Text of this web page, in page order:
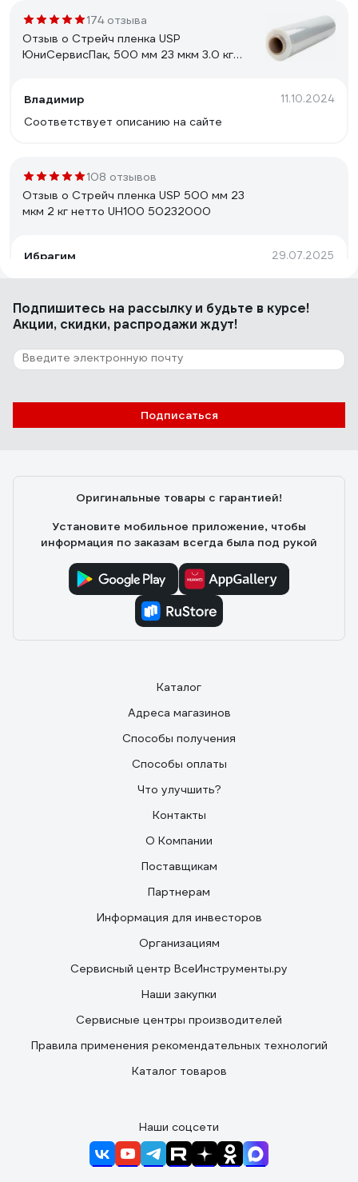
174 отзыва
Отзыв о Стрейч пленка USP
ЮниСервисПак, 500 мм 23 мкм 3.0 кг
Владимир
11.10.2024
Соответствует описанию на сайте
108 отзывов
Отзыв о Стрейч пленка USP 500 мм 23
мкм 2 кг нетто UH100 50232000
Ибрагим 29.07.2025
Брали оптом для нужд склада. Толщина
ролику, качество выдержанное. Будем брать еще
85 отзывов
ЮниСервисПак, 500 мм 23 мкм 1.0 кг
нетто UH100 50231000
Подпишитесь на рассылкуи будьте в курсе!
Акции, скидки, распродажи ждут!
Подписаться
Оригинальные товары с гарантией!
Установите мобильное приложение, чтобы
информация по заказам всегда была под рукой
Каталог
Адреса магазинов
Способы получения
Способы оплаты
Что улучшить?
Контакты
О Компании
Поставщикам
Партнерам
Информация для инвесторов
Организациям
Сервисный центр ВсеИнструменты.ру
Наши закупки
Сервисные центры производителей
Правила применения рекомендательных технологий
Каталог товаров
Наши соцсети